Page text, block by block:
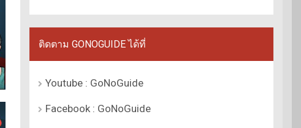
ติดตาม GONOGUIDE ได้ที่
Youtube : GoNoGuide
Facebook : GoNoGuide